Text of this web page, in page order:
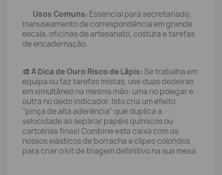
Usos Comuns: Essencial para secretariado,
manuseamento de correspondência em grande
escala, oficinas de artesanato, costura e tarefas
de encadernação.
🎨 A Dica de Ouro Risco de Lápis: Se trabalha em
equipa ou faz tarefas mistas, use duas dedeiras
em simultâneo na mesma mão: uma no polegar e
outra no dedo indicador. Isto cria um efeito
"pinça de alta aderência" que duplica a
velocidade ao separar papéis químicos ou
cartolinas finas! Combine esta caixa com os
nossos elásticos de borracha e clipes coloridos
para criar o kit de triagem definitivo na sua mesa.